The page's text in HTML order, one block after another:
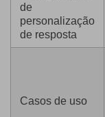
de
personalização
de resposta
Casos de uso